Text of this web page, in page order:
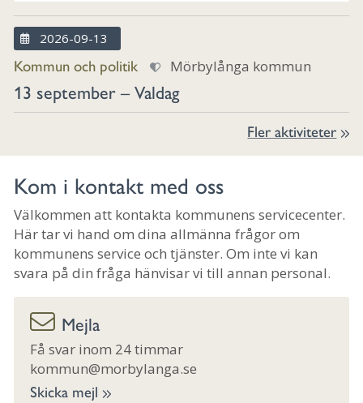
2026-09-13
Kommun och politik Mörbylånga kommun
13 september – Valdag
Fler aktiviteter
Kom i kontakt med oss
Välkommen att kontakta kommunens servicecenter.
Här tar vi hand om dina allmänna frågor om
kommunens service och tjänster. Om inte vi kan
svara på din fråga hänvisar vi till annan personal.
Mejla
Få svar inom 24 timmar
kommun@morbylanga.se
Skicka mejl